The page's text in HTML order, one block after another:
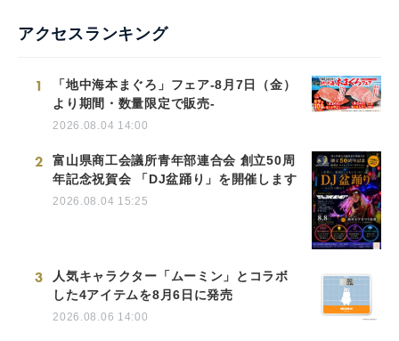
アクセスランキング
1
「地中海本まぐろ」フェア-8月7日（金）
より期間・数量限定で販売-
2026.08.04 14:00
2
富山県商工会議所青年部連合会 創立50周
年記念祝賀会 「DJ盆踊り」を開催します
2026.08.04 15:25
3
人気キャラクター「ムーミン」とコラボ
した4アイテムを8月6日に発売
2026.08.06 14:00